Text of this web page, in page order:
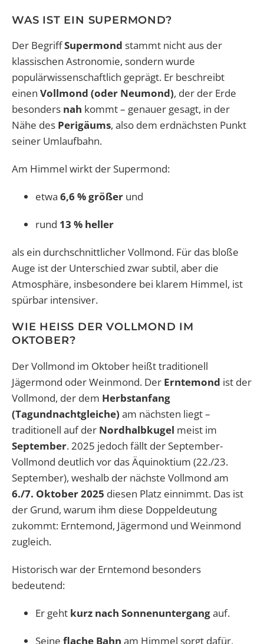
WAS IST EIN SUPERMOND?
Der BegriffSupermond stammt nicht aus der
klassischen Astronomie, sondern wurde
populärwissenschaftlich geprägt. Er beschreibt
einen Vollmond (oder Neumond), der der Erde
besonders nah kommt – genauer gesagt, in der
Nähe des Perigäums, also dem erdnächsten Punkt
seiner Umlaufbahn.
Am Himmel wirkt der Supermond:
etwa 6,6 % größer und
rund 13 % heller
als ein durchschnittlicher Vollmond. Für das bloße
Auge ist der Unterschied zwar subtil, aber die
Atmosphäre, insbesondere bei klarem Himmel, ist
spürbar intensiver.
WIE HEISS DER VOLLMOND IM O
KTOBER?
Der Vollmond im Oktober heißt traditionell
Jägermond oder Weinmond. Der Erntemond ist der
Vollmond, der dem Herbstanfang
(Tagundnachtgleiche) am nächsten liegt –
traditionell auf der Nordhalbkugel meist im
September. 2025 jedoch fällt der September-
Vollmond deutlich vor das Äquinoktium (22./23.
September), weshalb der nächste Vollmond am
6./7. Oktober 2025 diesen Platz einnimmt. Das ist
der Grund, warum ihm diese Doppeldeutung
zukommt: Erntemond, Jägermond und Weinmond
zugleich.
Historisch war der Erntemond besonders
bedeutend:
Er geht kurz nach Sonnenuntergangauf.
Seine flache Bahn am Himmel sorgt dafür,